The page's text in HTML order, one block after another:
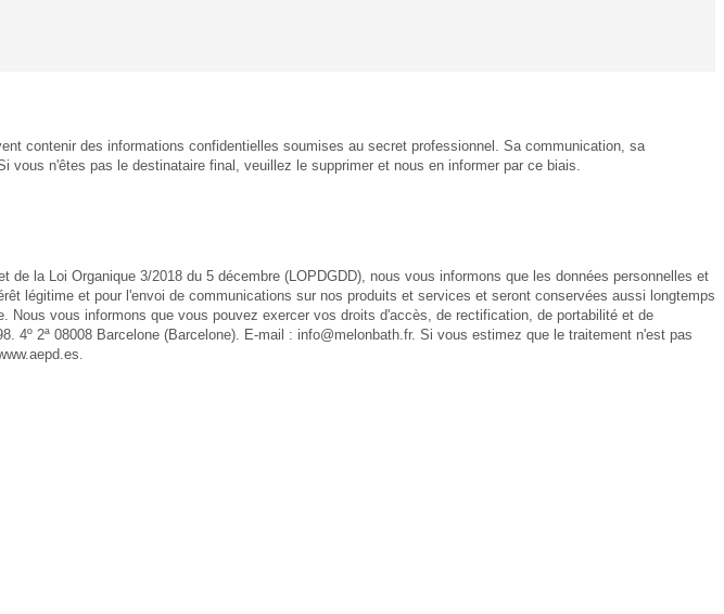
contenir des informations confidentielles soumises au secret professionnel. Sa communication, sa
n'êtes pas le destinataire final, veuillez le supprimer et nous en informer par ce biais.
la Loi Organique 3/2018 du 5 décembre (LOPDGDD), nous vous informons que les données personnelles et
légitime et pour l'envoi de communications sur nos produits et services et seront conservées aussi longtemps
vous informons que vous pouvez exercer vos droits d'accès, de rectification, de portabilité et de
2ª 08008 Barcelone (Barcelone). E-mail : info@melonbath.fr. Si vous estimez que le traitement n'est pas